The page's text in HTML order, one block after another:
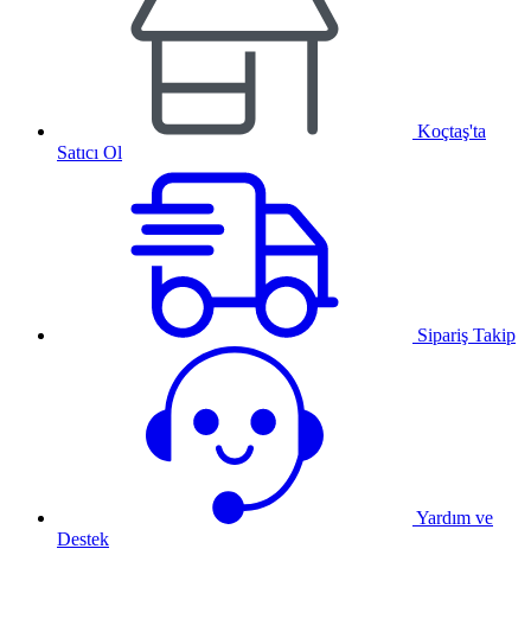
Koçtaş'ta
Satıcı Ol
Sipariş Takip
Yardım ve
Destek